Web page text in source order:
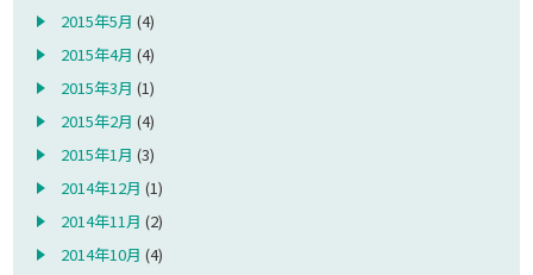
2015年5月 (4)
2015年4月 (4)
2015年3月 (1)
2015年2月 (4)
2015年1月 (3)
2014年12月 (1)
2014年11月 (2)
2014年10月 (4)